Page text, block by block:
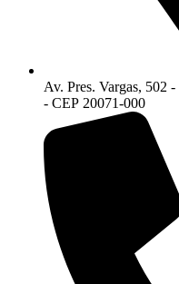
Av. Pres. Vargas, 502
- CEP 20071-000